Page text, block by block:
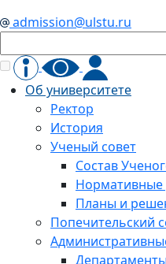
admission@ulstu.ru
Об университете
Ректор
История
Ученый совет
Состав
Нормативные
Планы и
Попечительский
Департаменты